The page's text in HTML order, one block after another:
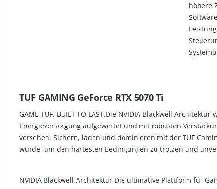
höhere
TUF GAMING GeForce RTX 5070 Ti
GAME TUF. BUILT TO LAST.Die NVIDIA Blackwell
Energieversorgung aufgewertet und mit robusten
versehen. Sichern, laden und dominieren mit der TUF
wurde, um den härtesten Bedingungen zu trotzen und
NVIDIA Blackwell-Architektur Die ultimative Plattform für